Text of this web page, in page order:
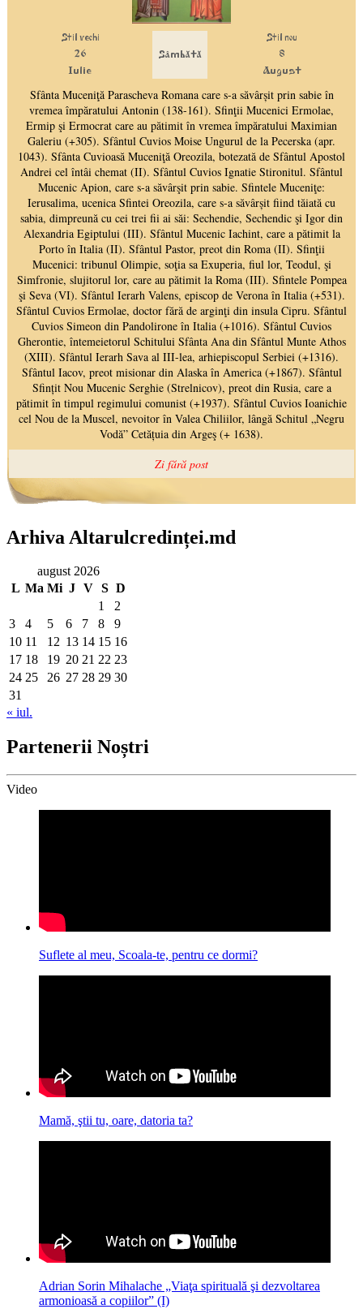
Arhiva Altarulcredinței.md
august 2026
L Ma Mi J V S D
1
2
3
4 5 6 7 8
9
10 11 12 13 14 15 16
17 18 19 20 21 22 23
24 25 26 27 28 29 30
31
« iul.
Partenerii Noștri
Video
Suflete al meu, Scoala-te, pentru ce dormi?
Mamă, ştii tu, oare, datoria ta?
Adrian Sorin Mihalache „Viaţa spirituală şi dezvoltarea
armonioasă a copiilor” (I)